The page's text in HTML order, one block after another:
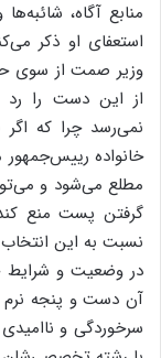
منابع آگاه،
استعفای او ذکر
وزیر صمت از سوی
از این دست را رد
نمی‌رسد چرا که
خانواده
مطلع می‌شود و
گرفتن پست منع کند
نسبت به این
در وضعیت و شرایط
آن دست و پنجه نرم
سرخوردگی و